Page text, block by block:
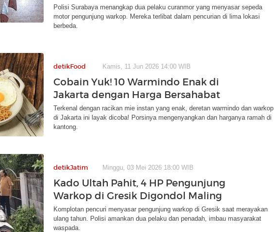
Polisi Surabaya menangkap dua pelaku curanmor yang menyasar sepeda
motor pengunjung warkop. Mereka terlibat dalam pencurian di lima lokasi
berbeda.
detikFood Kamis, 11 Jun 2026 14:00 WIB
Cobain Yuk! 10 Warmindo Enak di
Jakarta dengan Harga Bersahabat
Terkenal dengan racikan mie instan yang enak, deretan warmindo dan warkop
di Jakarta ini layak dicoba! Porsinya mengenyangkan dan harganya ramah di
kantong.
detikJatim Minggu, 03 Mei 2026 18:00 WIB
Kado Ultah Pahit, 4 HP Pengunjung
Warkop di Gresik Digondol Maling
Komplotan pencuri menyasar pengunjung warkop di Gresik saat merayakan
ulang tahun. Polisi amankan dua pelaku dan penadah, imbau masyarakat
waspada.